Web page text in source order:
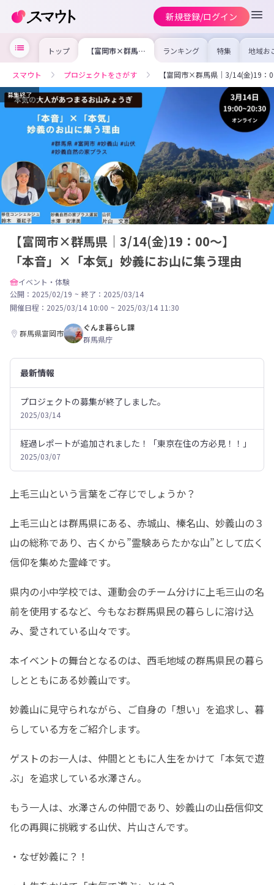
新規登録/ログイン
トップ 【富岡市×群馬県
｜3/14(金)19：
音」×「本気」妙
義にお山に集う理
由
ランキング 特集 地域お
の求
を集め
事内容
を比較
合った
けよう
スマウト プロジェクトをさがす 【富岡市×群馬県｜3/14(金)19
募集終了
【富岡市×群馬県｜3/14(金)19：00～】
「本音」×「本気」妙義にお山に集う理由
イベント・体験
公開：2025/02/19 ~ 終了：2025/03/14
開催日程： 2025/03/14 10:00 ~ 2025/03/14 11:30
群馬県富岡市
ぐんま暮らし課
群馬県庁
最新情報
プロジェクトの募集が終了しました。
2025/03/14
経過レポートが追加されました！「東京在住の方必見！！」
2025/03/07
上毛三山という言葉をご存じでしょうか？
上毛三山とは群馬県にある、赤城山、榛名山、妙義山の３
山の総称であり、古くから”霊験あらたかな山”として広く
信仰を集めた霊峰です。
県内の小中学校では、運動会のチーム分けに上毛三山の名
前を使用するなど、今もなお群馬県民の暮らしに溶け込
み、愛されている山々です。
本イベントの舞台となるのは、西毛地域の群馬県民の暮ら
しとともにある妙義山です。
妙義山に見守られながら、ご自身の「想い」を追求し、暮
らしている方をご紹介します。
ゲストのお一人は、仲間とともに人生をかけて「本気で遊
ぶ」を追求している水澤さん。
もう一人は、水澤さんの仲間であり、妙義山の山岳信仰文
化の再興に挑戦する山伏、片山さんです。
・なぜ妙義に？！